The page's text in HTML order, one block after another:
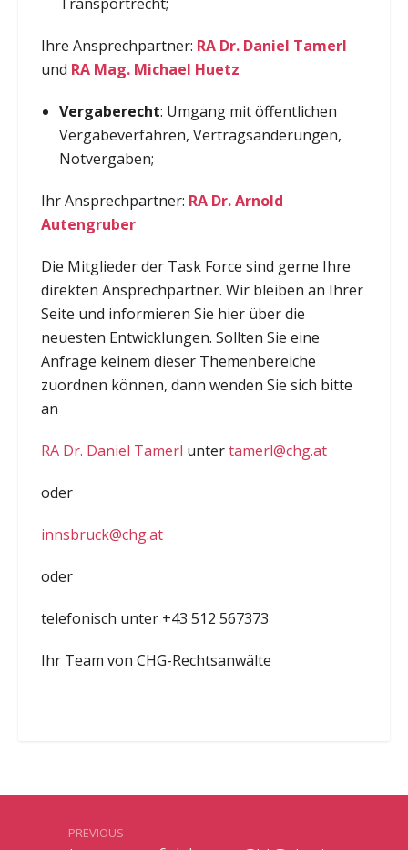
Ihre Ansprechpartner: RA Dr. Daniel Tamerl
und RA Mag. Michael Huetz
Vergaberecht: Umgang mit öffentlichen
Vergabeverfahren, Vertragsänderungen,
Notvergaben;
Ihr Ansprechpartner: RA Dr. Arnold
Autengruber
Die Mitglieder der Task Force sind gerne Ihre
direkten Ansprechpartner. Wir bleiben an Ihrer
Seite und informieren Sie hier über die
neuesten Entwicklungen. Sollten Sie eine
Anfrage keinem dieser Themenbereiche
zuordnen können, dann wenden Sie sich bitte
an
RA Dr. Daniel Tamerl untertamerl@chg.at
oder
innsbruck@chg.at
oder
telefonisch unter +43 512 567373
Ihr Team von CHG-Rechtsanwälte
PREVIOUS